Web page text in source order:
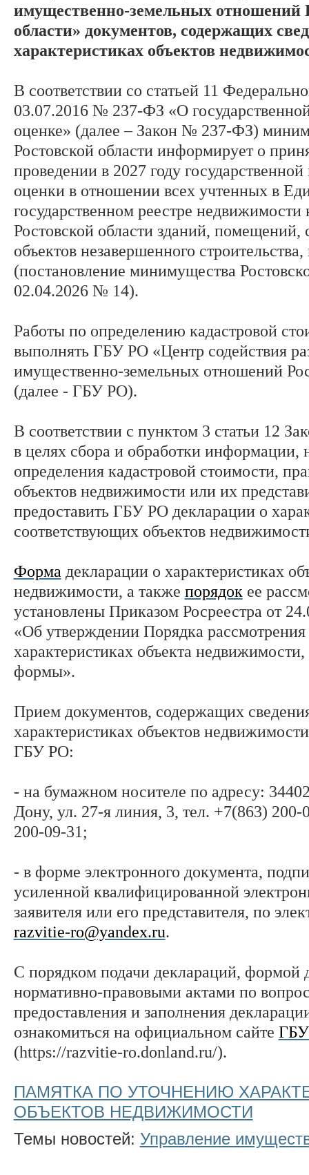
имущественно-земельных отношений
области» документов, содержащих
характеристиках объектов
В соответствии со статьей 11
03.07.2016 № 237-ФЗ «О
оценке» (далее – Закон № 237-ФЗ)
Ростовской области информирует о
проведении в 2027 году государственной
оценки в отношении всех учтенных в
государственном реестре недвижимости
Ростовской области зданий, помещений,
объектов незавершенного
(постановление минимущества
02.04.2026 № 14).
Работы по определению кадастровой
выполнять ГБУ РО «Центр содействия
имущественно-земельных отношений
(далее - ГБУ РО).
В соответствии с пунктом 3 статьи 12
в целях сбора и обработки информации,
определения кадастровой стоимости,
объектов недвижимости или их
предоставить ГБУ РО декларации о
соответствующих объектов
Форма декларации о характеристиках
недвижимости, а также порядок ее
установлены Приказом Росреестра от
«Об утверждении Порядка
характеристиках объекта
формы».
Прием документов, содержащих
характеристиках объектов
ГБУ РО:
- на бумажном носителе по адресу:
Дону, ул. 27-я линия, 3, тел. +7(863) 200-
200-09-31;
- в форме электронного документа,
усиленной квалифицированной
заявителя или его представителя, по
razvitie-ro@yandex.ru.
С порядком подачи деклараций, формой
нормативно-правовыми актами по
предоставления и заполнения
ознакомиться на официальном сайте
(https://razvitie-ro.donland.ru/).
ПАМЯТКА ПО УТОЧНЕНИЮ
ОБЪЕКТОВ НЕДВИЖИМОСТИ
Темы новостей: Управление